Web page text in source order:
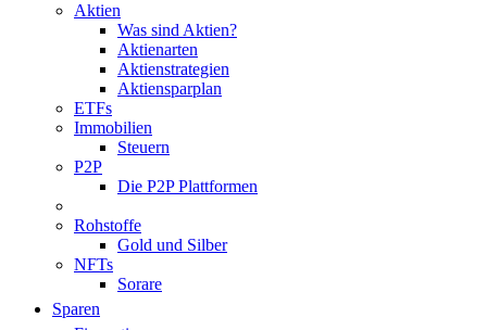
Aktien
Was sind Aktien?
Aktienarten
Aktienstrategien
Aktiensparplan
ETFs
Immobilien
Steuern
P2P
Die P2P Plattformen
Rohstoffe
Gold und Silber
NFTs
Sorare
Sparen